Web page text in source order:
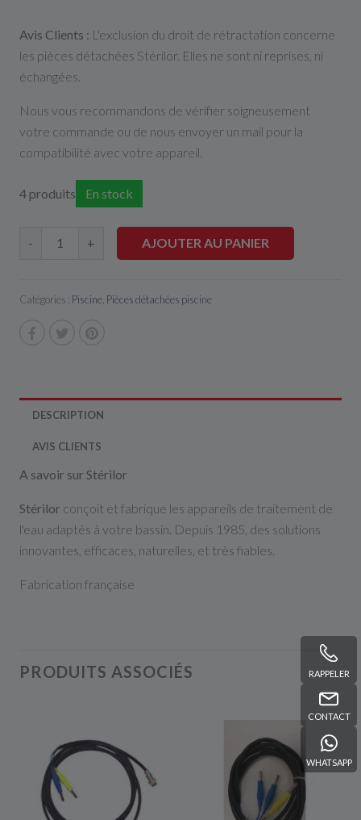
RAPPELER
CONTACT
WHATSAPP
Avis Clients : L'exclusion du droit de rétractation concerne
les pièces détachées Stérilor. Elles ne sont ni reprises, ni
échangées.
Nous vous recommandons de vérifier soigneusement
votre commande ou de nous envoyer un mail pour la
compatibilité avec votre appareil.
4 produits En stock
- + AJOUTER AU PANIER
Catégories : Piscine Pièces détachées piscine
DESCRIPTION
AVIS CLIENTS
A savoir sur Stérilor
Stérilor conçoit et fabrique les appareils de traitement de
l'eau adaptés à votre bassin. Depuis 1985, des solutions
innovantes, efficaces, naturelles, et très fiables.
Fabrication française
PRODUITS ASSOCIÉS